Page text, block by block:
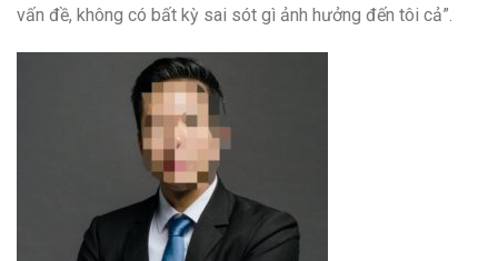
vấn đề, không có bất kỳ sai sót gì ảnh hưởng đến tôi cả”.